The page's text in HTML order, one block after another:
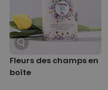
dans tous vos voyages.
Fleurs des champs en
boîte